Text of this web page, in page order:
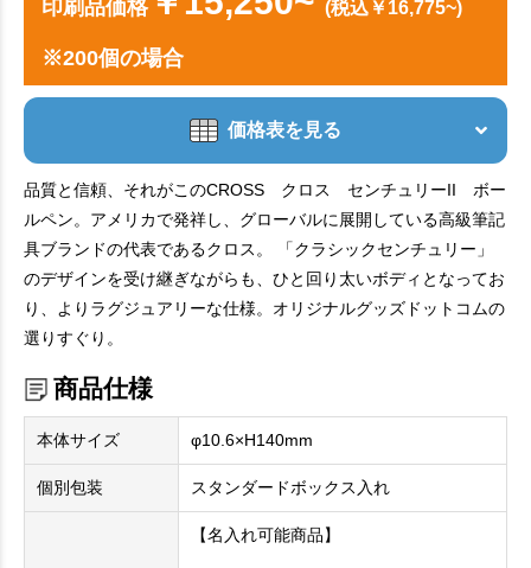
印刷品価格 (税込￥16,775~)
※200個の場合
価格表を見る
品質と信頼、それがこのCROSS クロス センチュリーII ボー
ルペン。アメリカで発祥し、グローバルに展開している高級筆記
具ブランドの代表であるクロス。 「クラシックセンチュリー」
のデザインを受け継ぎながらも、ひと回り太いボディとなってお
り、よりラグジュアリーな仕様。オリジナルグッズドットコムの
選りすぐり。
商品仕様
本体サイズ φ10.6×H140mm
個別包装 スタンダードボックス入れ
【名入れ可能商品】